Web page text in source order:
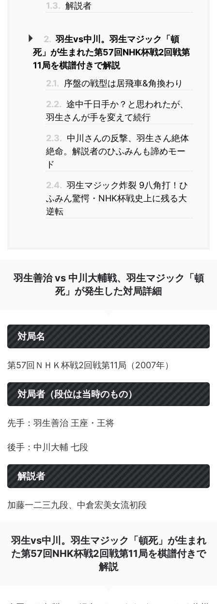
1.3. 解説者
2. 羽生vs中川。羽生マジック「頓
死」が生まれた第57回NHK杯戦2回戦第
11局を棋譜付きで解説
2.1.
序盤の戦型は居飛車&角換わり
2.2. 途中千日手か？と思われたが、
羽生さんが手を変えて続行
2.3. 中川さんの反撃、羽生さん絶体
絶命。解説者のひふみんも諦めモー
ド
2.4. 羽生マジック炸裂 9八角打！ひ
ふみん驚愕・NHK杯戦史上に残る大
逆転
羽生善治 vs 中川大輔戦、羽生マジック「頓
死」が発生した対局詳細
対局名
第57回ＮＨＫ杯戦2回戦第11局（2007年）
対局者（段位は当時のもの）
先手：羽生善治 王座・王将
後手：中川大輔 七段
解説者
加藤一二三九段、中倉宏美女流初段
羽生vs中川。羽生マジック「頓死」が生まれ
た第57回NHK杯戦2回戦第11局を棋譜付きで
解説